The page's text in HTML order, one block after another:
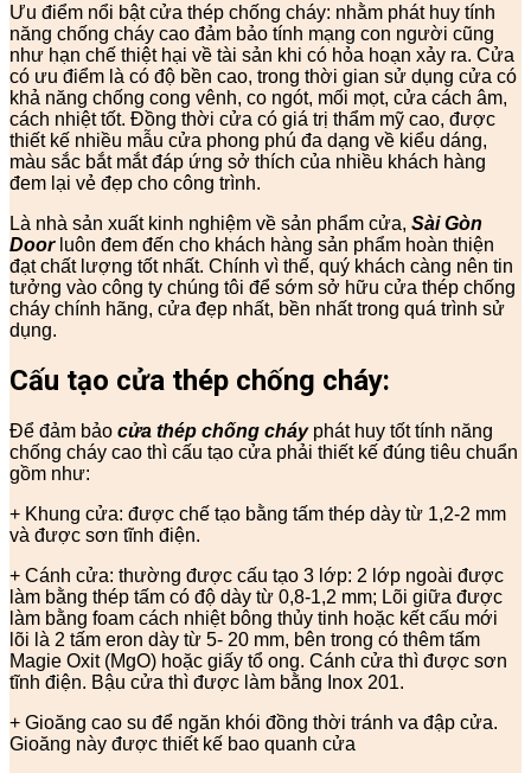
Ưu điểm nổi bật cửa thép chống cháy: nhằm phát huy tính
năng chống cháy cao đảm bảo tính mạng con người cũng
như hạn chế thiệt hại về tài sản khi có hỏa hoạn xảy ra. Cửa
có ưu điểm là có độ bền cao, trong thời gian sử dụng cửa có
khả năng chống cong vênh, co ngót, mối mọt, cửa cách âm,
cách nhiệt tốt. Đồng thời cửa có giá trị thẩm mỹ cao, được
thiết kế nhiều mẫu cửa phong phú đa dạng về kiểu dáng,
màu sắc bắt mắt đáp ứng sở thích của nhiều khách hàng
đem lại vẻ đẹp cho công trình.
Là nhà sản xuất kinh nghiệm về sản phẩm cửa, Sài Gòn
Doorluôn đem đến cho khách hàng sản phẩm hoàn thiện
đạt chất lượng tốt nhất. Chính vì thế, quý khách càng nên tin
tưởng vào công ty chúng tôi để sớm sở hữu cửa thép chống
cháy chính hãng, cửa đẹp nhất, bền nhất trong quá trình sử
dụng.
Cấu tạo cửa thép chống cháy:
Để đảm bảo cửa thép chống cháyphát huy tốt tính năng
chống cháy cao thì cấu tạo cửa phải thiết kế đúng tiêu chuẩn
gồm như:
+ Khung cửa: được chế tạo bằng tấm thép dày từ 1,2-2 mm
và được sơn tĩnh điện.
+ Cánh cửa: thường được cấu tạo 3 lớp: 2 lớp ngoài được
làm bằng thép tấm có độ dày từ 0,8-1,2 mm; Lõi giữa được
làm bằng foam cách nhiệt bông thủy tinh hoặc kết cấu mới
lõi là 2 tấm eron dày từ 5- 20 mm, bên trong có thêm tấm
Magie Oxit (MgO) hoặc giấy tổ ong. Cánh cửa thì được sơn
tĩnh điện. Bậu cửa thì được làm bằng Inox 201.
+ Gioăng cao su để ngăn khói đồng thời tránh va đập cửa.
Gioăng này được thiết kế bao quanh cửa